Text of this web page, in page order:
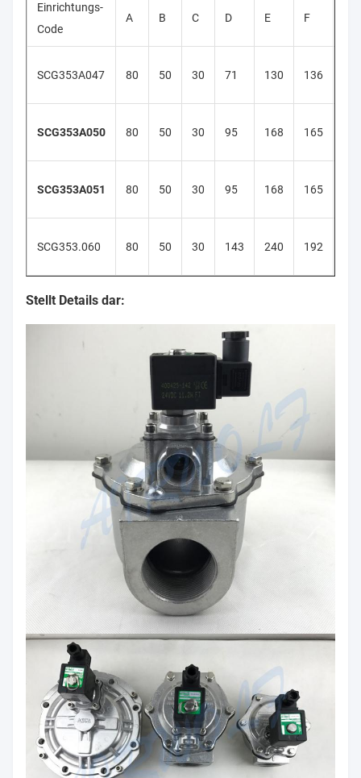
Einrichtungs-
Code
A B C D E F
SCG353A047 80 50 30 71 130 136
SCG353A050 80 50 30 95 168 165
SCG353A051 80 50 30 95 168 165
SCG353.060 80 50 30 143 240 192
Stellt Details dar: